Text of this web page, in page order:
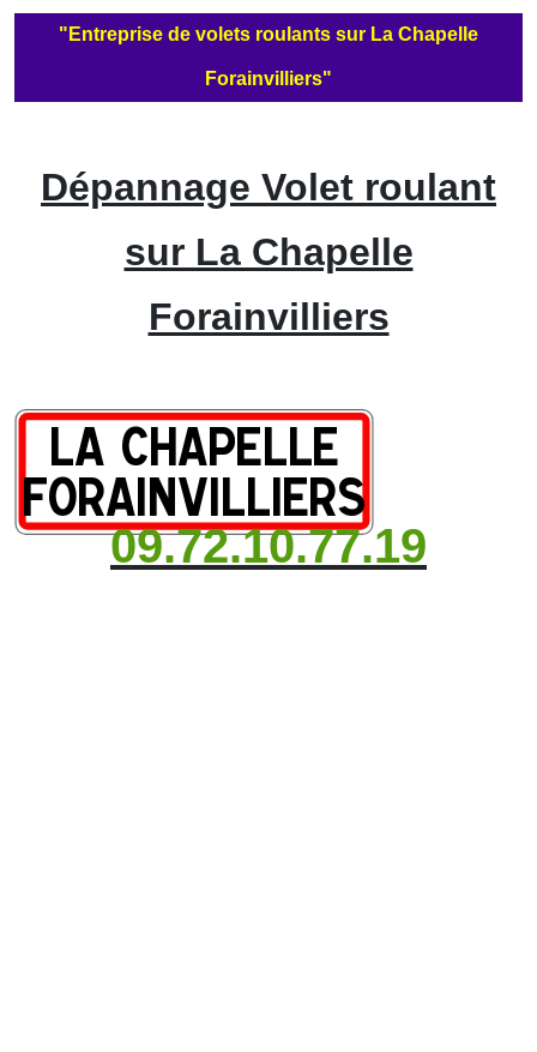
"Entreprise de volets roulants sur La Chapelle
Forainvilliers"
Dépannage Volet roulant
sur La Chapelle
Forainvilliers
09.72.10.77.19